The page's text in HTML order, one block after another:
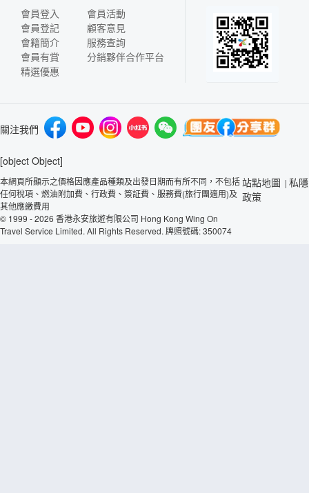
會員登入
會員登記
會籍簡介
會員有賞
精選優惠
會員活動
顧客意見
服務查詢
分銷夥伴合作平台
關注我們
[object Object]
本網頁所顯示之價格因應產品種類及出發日期而有所不同，不包括
任何稅項、燃油附加費、行政費、簽証費、服務費(旅行團適用)及
其他應繳費用
© 1999 - 2026 香港永安旅遊有限公司 Hong Kong Wing On
Travel Service Limited. All Rights Reserved. 牌照號碼: 350074
站點地圖 | 私隱
政策